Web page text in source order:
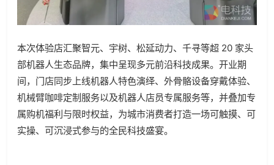
本次体验店汇聚智元、宇树、松延动力、千寻等超 20 家头
部机器人生态品牌，集中呈现多元前沿科技成果。开业期
间，门店同步上线机器人特色演绎、外骨骼设备穿戴体验、
机械臂咖啡定制服务以及机器人店员专属服务等，并叠加专
属购机福利与限时权益，为城市消费者打造一场可触摸、可
实操、可沉浸式参与的全民科技盛宴。